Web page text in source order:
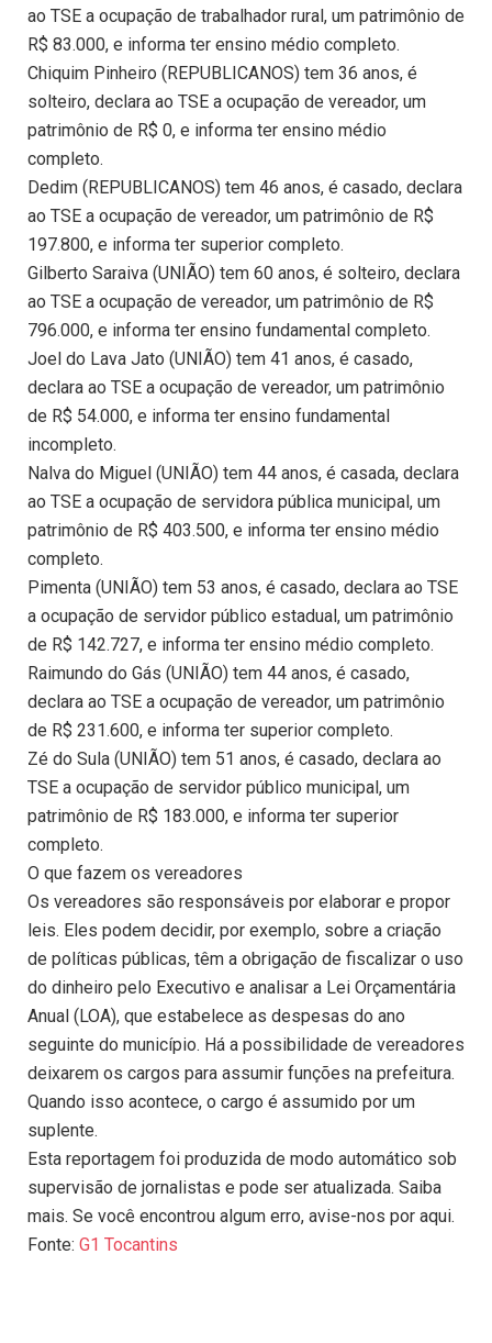
ao TSE a ocupação de trabalhador rural, um patrimônio de
R$ 83.000, e informa ter ensino médio completo.
Chiquim Pinheiro (REPUBLICANOS) tem 36 anos, é
solteiro, declara ao TSE a ocupação de vereador, um
patrimônio de R$ 0, e informa ter ensino médio
completo.
Dedim (REPUBLICANOS) tem 46 anos, é casado, declara
ao TSE a ocupação de vereador, um patrimônio de R$
197.800, e informa ter superior completo.
Gilberto Saraiva (UNIÃO) tem 60 anos, é solteiro, declara
ao TSE a ocupação de vereador, um patrimônio de R$
796.000, e informa ter ensino fundamental completo.
Joel do Lava Jato (UNIÃO) tem 41 anos, é casado,
declara ao TSE a ocupação de vereador, um patrimônio
de R$ 54.000, e informa ter ensino fundamental
incompleto.
Nalva do Miguel (UNIÃO) tem 44 anos, é casada, declara
ao TSE a ocupação de servidora pública municipal, um
patrimônio de R$ 403.500, e informa ter ensino médio
completo.
Pimenta (UNIÃO) tem 53 anos, é casado, declara ao TSE
a ocupação de servidor público estadual, um patrimônio
de R$ 142.727, e informa ter ensino médio completo.
Raimundo do Gás (UNIÃO) tem 44 anos, é casado,
declara ao TSE a ocupação de vereador, um patrimônio
de R$ 231.600, e informa ter superior completo.
Zé do Sula (UNIÃO) tem 51 anos, é casado, declara ao
TSE a ocupação de servidor público municipal, um
patrimônio de R$ 183.000, e informa ter superior
completo.
O que fazem os vereadores
Os vereadores são responsáveis por elaborar e propor
leis. Eles podem decidir, por exemplo, sobre a criação
de políticas públicas, têm a obrigação de fiscalizar o uso
do dinheiro pelo Executivo e analisar a Lei Orçamentária
Anual (LOA), que estabelece as despesas do ano
seguinte do município. Há a possibilidade de vereadores
deixarem os cargos para assumir funções na prefeitura.
Quando isso acontece, o cargo é assumido por um
suplente.
Esta reportagem foi produzida de modo automático sob
supervisão de jornalistas e pode ser atualizada. Saiba
mais. Se você encontrou algum erro, avise-nos por aqui.
Fonte: G1 Tocantins